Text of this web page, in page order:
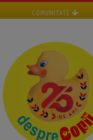
COMUNITATE